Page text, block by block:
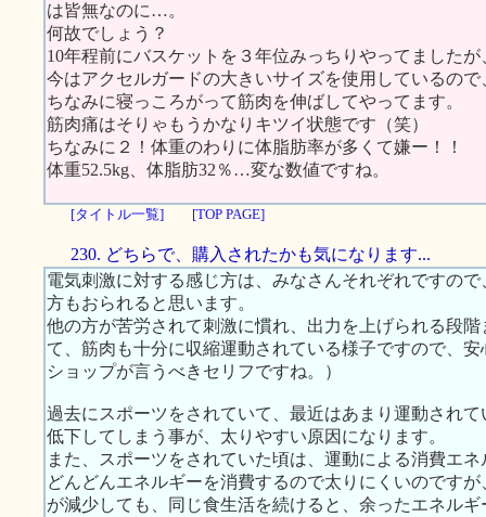
は皆無なのに…。
何故でしょう？
10年程前にバスケットを３年位みっちりやってました
今はアクセルガードの大きいサイズを使用しているの
ちなみに寝っころがって筋肉を伸ばしてやってます。
筋肉痛はそりゃもうかなりキツイ状態です（笑）
ちなみに２！体重のわりに体脂肪率が多くて嫌ー！！
体重52.5kg、体脂肪32％…変な数値ですね。
[タイトル一覧] [TOP PAGE]
230. どちらで、購入されたかも気になります...
電気刺激に対する感じ方は、みなさんそれぞれですの
方もおられると思います。
他の方が苦労されて刺激に慣れ、出力を上げられる段
て、筋肉も十分に収縮運動されている様子ですので、
ショップが言うべきセリフですね。）
過去にスポーツをされていて、最近はあまり運動され
低下してしまう事が、太りやすい原因になります。
また、スポーツをされていた頃は、運動による消費エ
どんどんエネルギーを消費するので太りにくいのです
が減少しても、同じ食生活を続けると、余ったエネル